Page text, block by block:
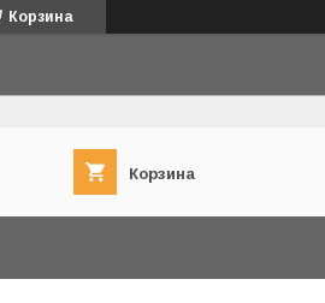
Корзина
Корзина